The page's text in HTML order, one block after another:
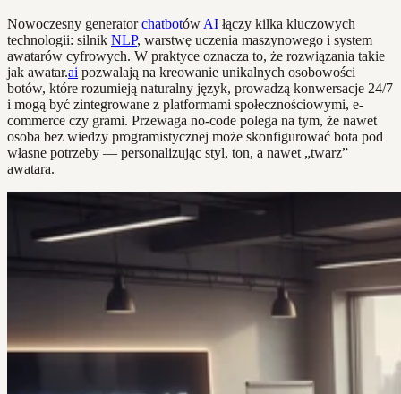
Nowoczesny generatorchatbotów AI łączy kilka kluczowych
technologii: silnik NLP, warstwę uczenia maszynowego i system
awatarów cyfrowych. W praktyce oznacza to, że rozwiązania takie
jak awatar.ai pozwalają na kreowanie unikalnych osobowości
botów, które rozumieją naturalny język, prowadzą konwersacje 24/7
i mogą być zintegrowane z platformami społecznościowymi, e-
commerce czy grami. Przewaga no-code polega na tym, że nawet
osoba bez wiedzy programistycznej może skonfigurować bota pod
własne potrzeby — personalizując styl, ton, a nawet „twarz”
awatara.